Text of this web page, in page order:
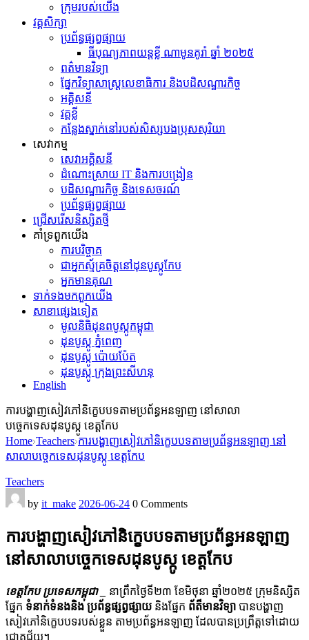
ក្រុម​របស់​យើង
វគ្គសិក្សា
ប្រព័ន្ធផ្សព្វផ្សាយ
ធីបុណ្យភាពយន្តខ្លី ណាមូនគូរ៉ា ឆ្នាំ ២០២៥
ព​ត៌​មាន​វិទ្យា
ផ្នែកវិទ្យាសាស្រ្តលេខាធិការ និងបដិសណ្ឋារកិច្ច
អគ្គិសនី
វគ្គខ្លី
កន្លែងស្នាក់នៅរបស់សិស្សបងប្រុសសុរិយា
សេវាកម្ម
សេវាអគ្គិសនី
ដំណោះស្រាយ IT និងការបង្រៀន
បដិសណ្ឋារកិច្ច និងទេសចរណ៍
ប្រព័ន្ធផ្សព្វផ្សាយ
ជ្រើសរើសនិស្សិតថ្មី
គាំទ្រពួកយើង
ការបរិច្ចាគ
ជាអ្នកស្ម័គ្រចិត្តនៅដុនបូស្កូកែប
អ្នកមានគុណ
ទាក់ទង​មក​ពួក​យើង
សាខាផ្សេងទៀត
មូលនិធិដុនពបូស្កូកម្ពុជា
ដុនបូស្កូ ភ្នំពេញ
ដុនបូស្កូ ប៉ោយប៉ែត
ដុនបូស្កូ ក្រុងព្រះសីហនុ
English
ការបង្ហាញសៀវភៅនិក្ខេបបទតាមប្រព័ន្ធអនឡាញ នៅសាលា
បច្ចេកទេសដុនបូស្កូ ខេត្តកែប
Home Teachers ការបង្ហាញសៀវភៅនិក្ខេបបទតាមប្រព័ន្ធអនឡាញ នៅ
សាលាបច្ចេកទេសដុនបូស្កូ ខេត្តកែប
Teachers
by it_make 2026-06-24 0 Comments
ការបង្ហាញសៀវភៅនិក្ខេបបទតាមប្រព័ន្ធអនឡាញ
នៅសាលាបច្ចេកទេសដុនបូស្កូ ខេត្តកែប
ខេត្តកែប ប្រទេសកម្ពុជា _
នាព្រឹកថ្ងៃទី២៣ ខែមិថុនា ឆ្នាំ២០២៥ ក្រុមនិស្សិត
ផ្នែក ទំនាក់ទំនងនិង ប្រព័ន្ធផ្សព្វផ្សាយ និងផ្នែក​ ព័ត៏មានវិទ្យា បានបង្ហាញ
សៀវភៅនិក្ខេបបទរបស់ខ្លួន តាមប្រព័ន្ធអនឡាញ ដែលបានប្រព្រឹត្តទៅដោយ
ជោគជ័យ។